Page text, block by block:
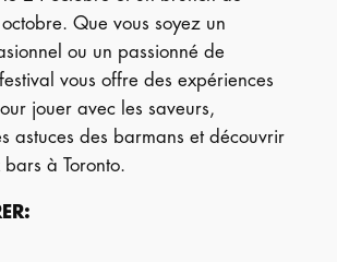
Que vous soyez un
ou un passionné de
vous offre des expériences
jouer avec les saveurs,
astuces des barmans et découvrir
à Toronto.
: